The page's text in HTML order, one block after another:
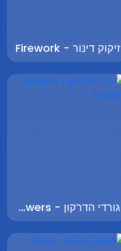
זיקוק דינור - Firework
גורדי הדרקון - Dragon Towers